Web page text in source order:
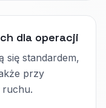
dla operacji
się standardem,
przy
ruchu.